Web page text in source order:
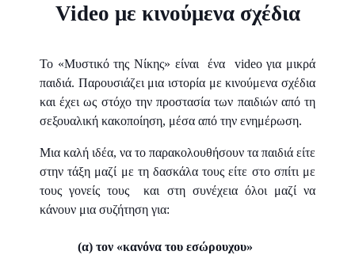
Video με κινούμενα σχέδια
Το «Μυστικό της Νίκης» είναι ένα
video για μικρά
παιδιά. Παρουσιάζει μια ιστορία με κινούμενα σχέδια
και έχει ως στόχο την προστασία των παιδιών από τη
σεξουαλική κακοποίηση, μέσα από την ενημέρωση.
Μια καλή ιδέα, να το παρακολουθήσουν τα παιδιά είτε
στην τάξη μαζί με τη δασκάλα τους είτε στο σπίτι με
τους γονείς τους
και στη συνέχεια όλοι μαζί να
κάνουν μια συζήτηση για:
(α) τον «κανόνα του εσώρουχου»